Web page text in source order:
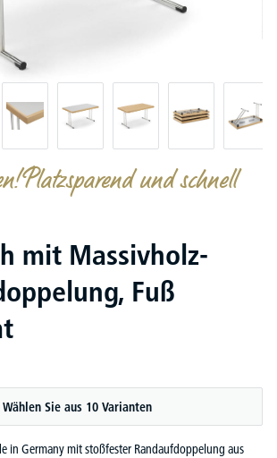
Platzsparend und schnell
mit Massivholz-
Fuß
Wählen Sie aus 10 Varianten
in Germany mit stoßfester Randaufdoppelung aus